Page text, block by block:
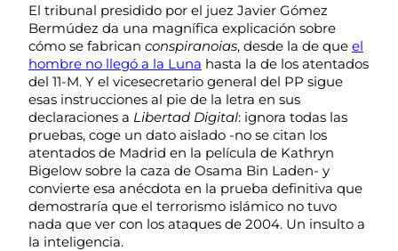
El tribunal presidido por el juez Javier Gómez
Bermúdez da una magnífica explicación sobre
cómo se fabrican conspiranoias, desde la de que el
hombre no llegó a la Luna hasta la de los atentados
del 11-M. Y el vicesecretario general del PP sigue
esas instrucciones al pie de la letra en sus
declaraciones a Libertad Digital: ignora todas las
pruebas, coge un dato aislado -no se citan los
atentados de Madrid en la película de Kathryn
Bigelow sobre la caza de Osama Bin Laden- y
convierte esa anécdota en la prueba definitiva que
demostraría que el terrorismo islámico no tuvo
nada que ver con los ataques de 2004. Un insulto a
la inteligencia.